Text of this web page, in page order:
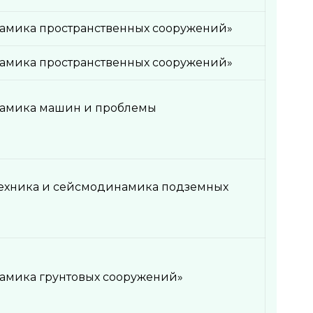
пространственных сооружений»
пространственных сооружений»
машин и проблемы
и сейсмодинамика подземных
грунтовых сооружений»